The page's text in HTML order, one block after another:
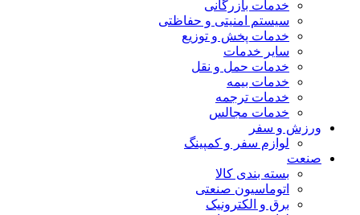
خدمات بازرگانی
سیستم امنیتی و حفاظتی
خدمات پخش و توزیع
سایر خدمات
خدمات حمل و نقل
خدمات بیمه
خدمات ترجمه
خدمات مجالس
ورزش و سفر
لوازم سفر و کمپینگ
صنعت
بسته بندی کالا
اتوماسیون صنعتی
برق و الکترونیک